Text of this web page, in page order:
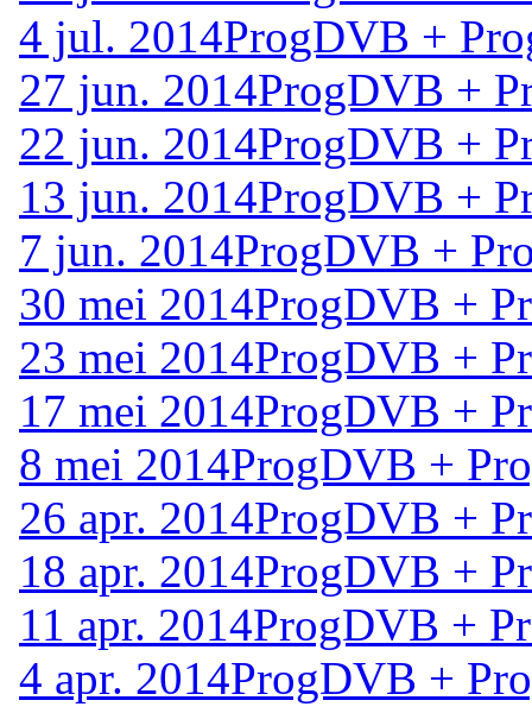
4 jul. 2014ProgDVB +
27 jun. 2014ProgDVB +
22 jun. 2014ProgDVB +
13 jun. 2014ProgDVB +
7 jun. 2014ProgDVB +
30 mei 2014ProgDVB +
23 mei 2014ProgDVB +
17 mei 2014ProgDVB +
8 mei 2014ProgDVB +
26 apr. 2014ProgDVB +
18 apr. 2014ProgDVB +
11 apr. 2014ProgDVB +
4 apr. 2014ProgDVB +